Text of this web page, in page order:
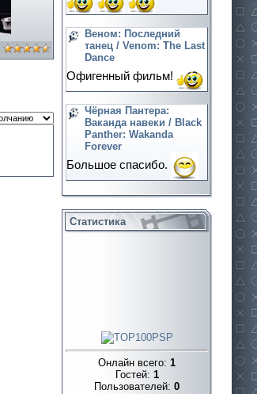
Веном: Последний
танец / Venom: The Last
Dance
Офигенный фильм!
Чёрная Пантера:
Ваканда навеки / Black
Panther: Wakanda
Forever
Большое спасибо.
Статистика
Онлайн всего: 1
Гостей: 1
Пользователей: 0